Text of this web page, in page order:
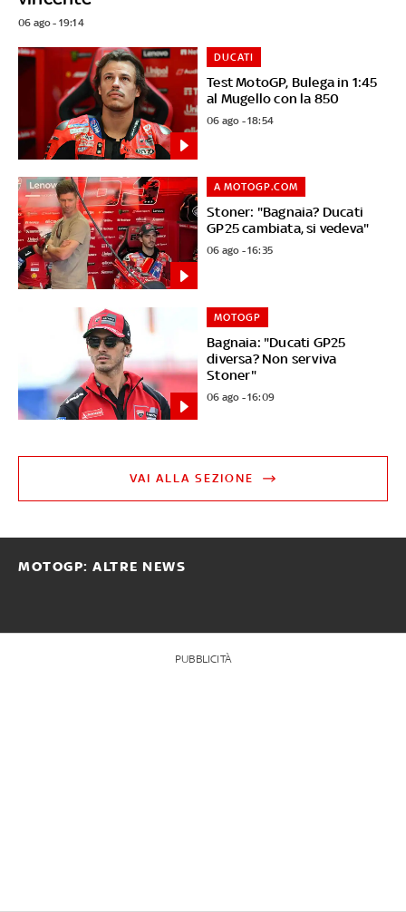
06 ago - 19:14
Test MotoGP, Bulega in 1:45
al Mugello con la 850
DUCATI
06 ago - 18:54
Stoner: "Bagnaia? Ducati
GP25 cambiata, si vedeva"
A MOTOGP.COM
06 ago - 16:35
Bagnaia: "Ducati GP25
diversa? Non serviva
Stoner"
MOTOGP
06 ago - 16:09
VAI ALLA SEZIONE
MOTOGP: ALTRE NEWS
PUBBLICITÀ